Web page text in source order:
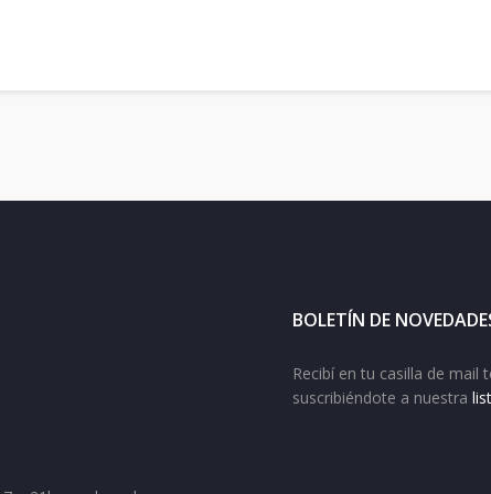
BOLETÍN DE
Recibí en tu casilla de mail
suscribiéndote a nuestra